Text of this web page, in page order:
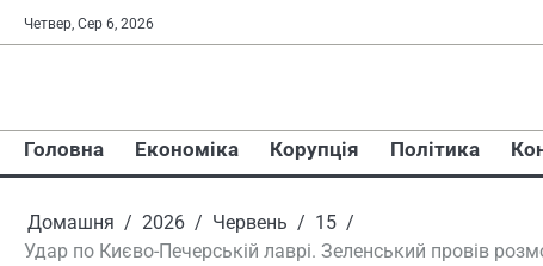
Перейти
до
Четвер, Сер 6, 2026
Головна Економіка Корупція Політика
Домашня 2026 Червень
15
Удар по Києво-Печерській лаврі. Зеленський провів